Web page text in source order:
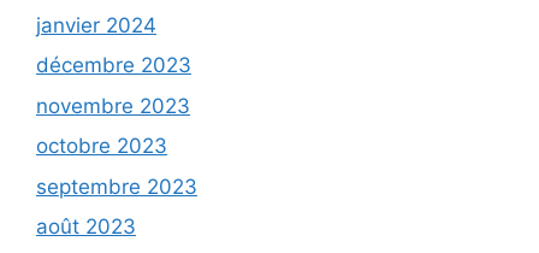
janvier 2024
décembre 2023
novembre 2023
octobre 2023
septembre 2023
août 2023